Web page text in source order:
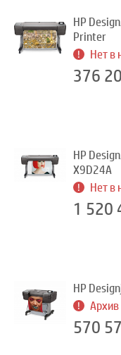
HP
Printer
Нет в
376
HP
X9D24A
Нет в
1 520
HP
Архив
570